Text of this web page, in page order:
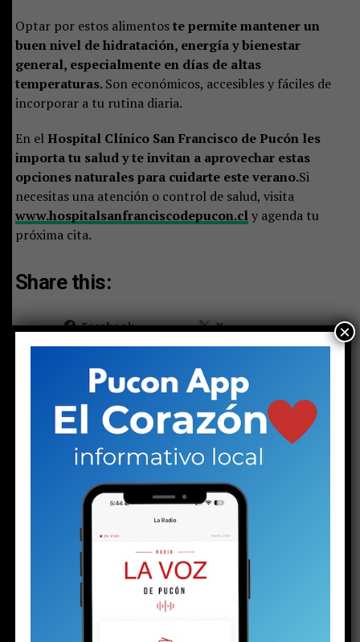
Optar por estos alimentoste permite mantener un
buen nivel de hidratación, energía y bienestar
general, especialmente en días de altas
temperaturas.Son económicos, accesibles y fáciles de
incorporar a tu rutina diaria.
En el Hospital Clínico San Francisco de Pucón les
importa tu salud y te invitan a aprovechar estas
opciones naturales para cuidarte este verano.Si
necesitas una atención o control de salud, visita
www.hospitalsanfranciscodepucon.cly agenda tu
próxima cita.
Share this:
Facebook X
RELATED TOPICS: DESTACADO HOSPITAL
NO TE PIERDAS
Uso correcto de los remedios: una responsabilidad de
×